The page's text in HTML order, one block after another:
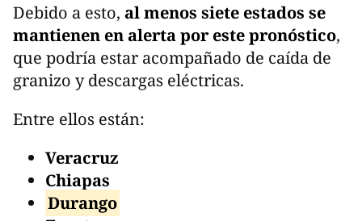
Debido a esto, al menos siete estados se
mantienen en alerta por este pronóstico,
que podría estar acompañado de caída de
granizo y descargas eléctricas.
Entre ellos están:
Veracruz
Chiapas
Durango